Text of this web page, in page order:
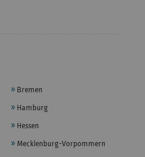
Bremen
Hamburg
Hessen
Mecklenburg-Vorpommern